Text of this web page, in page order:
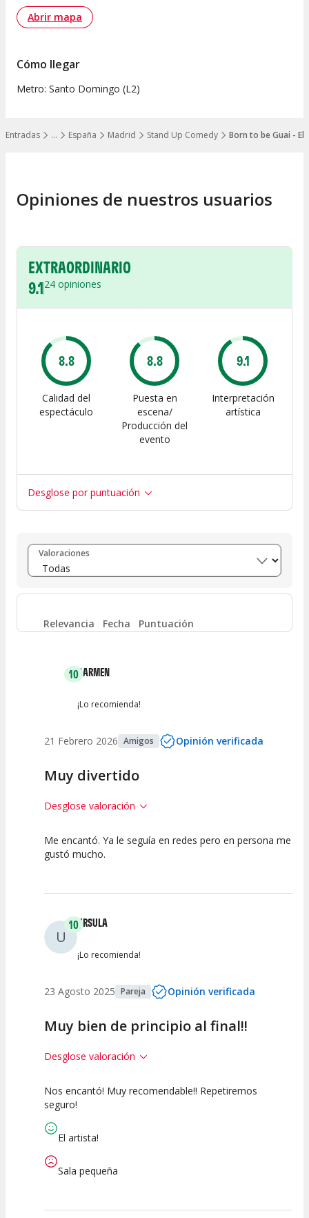
…
Mostrar todos los niveles
Entradas España Madrid Stand Up Comedy Born to be Guai - El
Abrir mapa
Cómo llegar
Metro: Santo Domingo (L2)
Opiniones de nuestros usuarios
EXTRAORDINARIO
9.124 opiniones
8.8
Calidad del
espectáculo
8.8
Puesta en
escena/
Producción del
evento
9.1
Interpretación
artística
Desglose por puntuación
Entre 8 y 10 (21)
Entre 6 y 8 (3)
Entre 4 y 6 1
Valoraciones
Relevancia Fecha Puntuación
10CARMEN
¡Lo recomienda!
21 Febrero 2026 Amigos Opinión verificada
Muy divertido
Desglose valoración
10 10 10
Me encantó. Ya le seguía en redes pero en persona me
gustó mucho.
U
10URSULA
¡Lo recomienda!
23 Agosto 2025 Pareja Opinión verificada
Muy bien de principio al final!!
Desglose valoración
10
Espectáculo
10 10
Nos encantó! Muy recomendable!! Repetiremos
seguro!
El artista!
Sala pequeña